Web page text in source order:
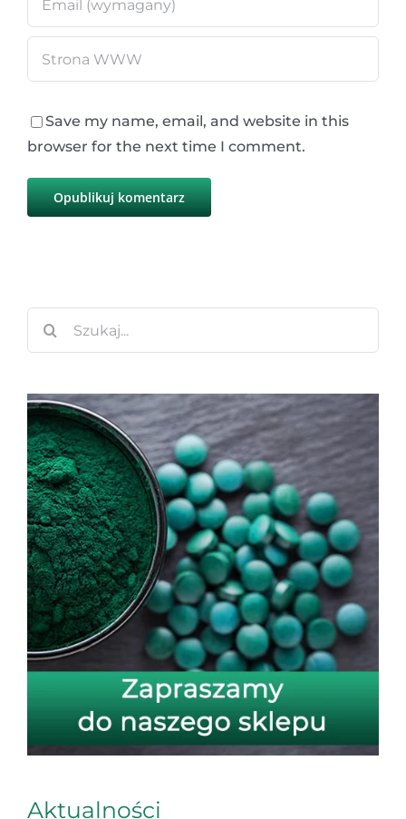
Save my name, email, and website in this
browser for the next time I comment.
Aktualności